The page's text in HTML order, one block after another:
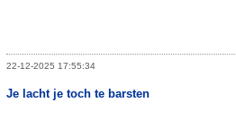
22-12-2025 17:55:34
Je lacht je toch te barsten